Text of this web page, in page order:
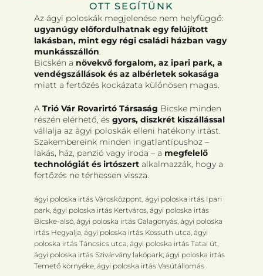
OTT SEGÍTÜNK
Az ágyi poloskák megjelenése nem helyfüggő:
ugyanúgy előfordulhatnak egy felújított
lakásban, mint egy régi családi házban vagy
munkásszállón.
Bicskén a növekvő forgalom, az ipari park, a
vendégszállások és az albérletek sokasága
miatt a fertőzés kockázata különösen magas.
A Trió Vár Rovarirtó Társaság Bicske minden
részén elérhető, és gyors, diszkrét kiszállással
vállalja az ágyi poloskák elleni hatékony irtást.
Szakembereink minden ingatlantípushoz –
lakás, ház, panzió vagy iroda – a megfelelő
technológiát és irtószert alkalmazzák, hogy a
fertőzés ne térhessen vissza.
ágyi poloska irtás Városközpont, ágyi poloska irtás Ipari
park, ágyi poloska irtás Kertváros, ágyi poloska irtás
Bicske-alsó, ágyi poloska irtás Galagonyás, ágyi poloska
irtás Hegyalja, ágyi poloska irtás Kossuth utca, ágyi
poloska irtás Táncsics utca, ágyi poloska irtás Tatai út,
ágyi poloska irtás Szivárvány lakópark, ágyi poloska irtás
Temető környéke, ágyi poloska irtás Vasútállomás